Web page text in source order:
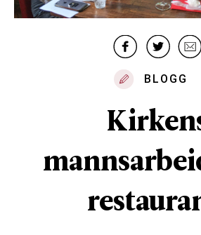
BLOGG